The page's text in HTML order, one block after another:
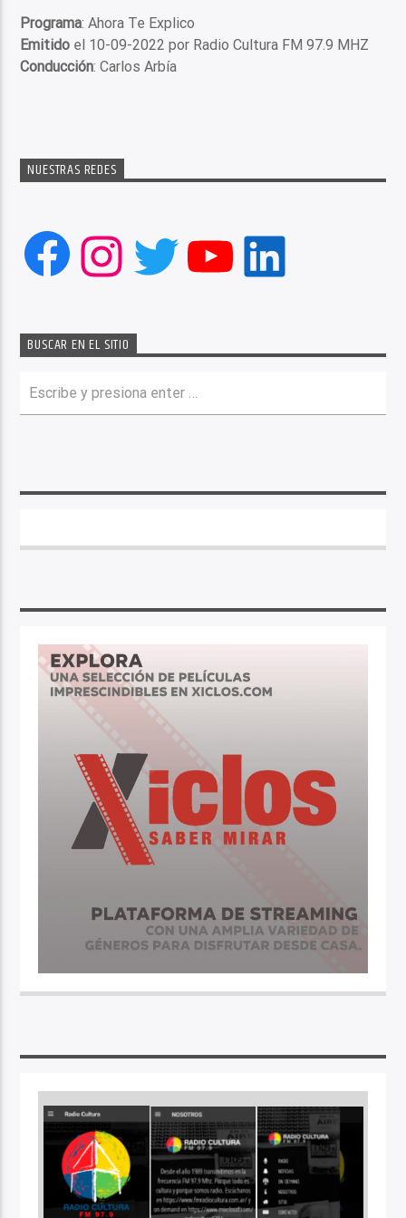
Programa: Ahora Te Explico
Emitido el 10-09-2022 por Radio Cultura FM 97.9 MHZ
Conducción: Carlos Arbía
NUESTRAS REDES
Facebook
Instagram
Twitter
YouTube
LinkedIn
BUSCAR EN EL SITIO